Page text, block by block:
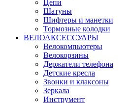
Цепи
Шатуны
Шифтеры и манетки
Тормозные колодки
ВЕЛОАКСЕССУАРЫ
Велокомпьютеры
Велокорзины
Держатели телефона
Детские кресла
Звонки и клаксоны
Зеркала
Инструмент